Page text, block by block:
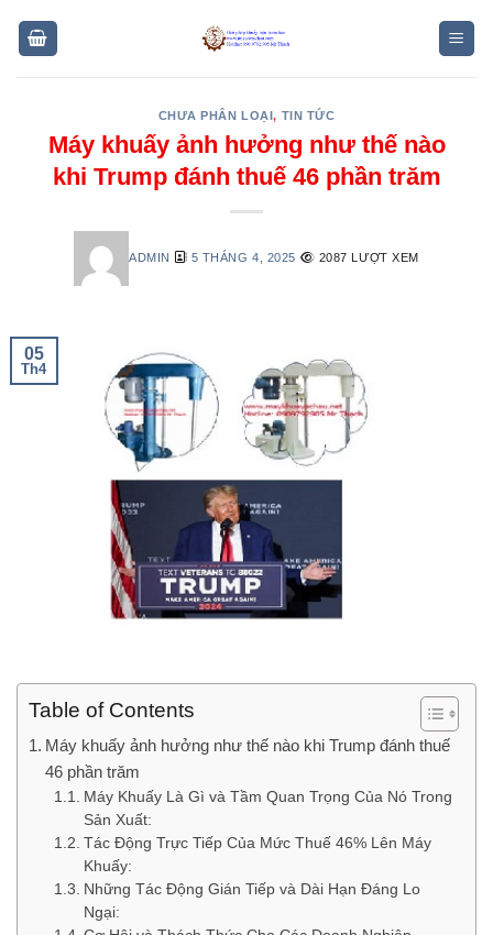
CHƯA PHÂN LOẠI, TIN TỨC
Máy khuấy ảnh hưởng như thế nào
khi Trump đánh thuế 46 phần trăm
ADMIN 5 THÁNG 4, 2025 2087 LƯỢT XEM
05
Th4
Table of Contents
Máy khuấy ảnh hưởng như thế nào khi Trump đánh thuế
46 phần trăm
Máy Khuấy Là Gì và Tầm Quan Trọng Của Nó Trong
Sản Xuất:
Tác Động Trực Tiếp Của Mức Thuế 46% Lên Máy
Khuấy:
Những Tác Động Gián Tiếp và Dài Hạn Đáng Lo
Ngại: